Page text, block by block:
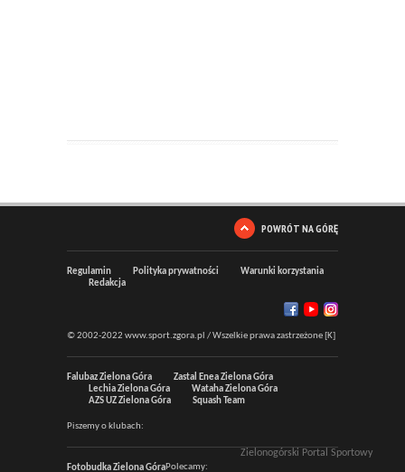
POWRÓT NA GÓRĘ
Regulamin Polityka prywatności
Warunki korzystania
Redakcja
© 2002-2022 www.sport.zgora.pl / Wszelkie prawa zastrzeżone [K]
Falubaz Zielona Góra
Zastal Enea Zielona Góra
Lechia Zielona Góra
Wataha Zielona Góra
AZS UZ Zielona Góra
Squash Team
Piszemy o klubach:
Fotobudka Zielona GóraPolecamy:
Zielonogórski Portal Sportowy